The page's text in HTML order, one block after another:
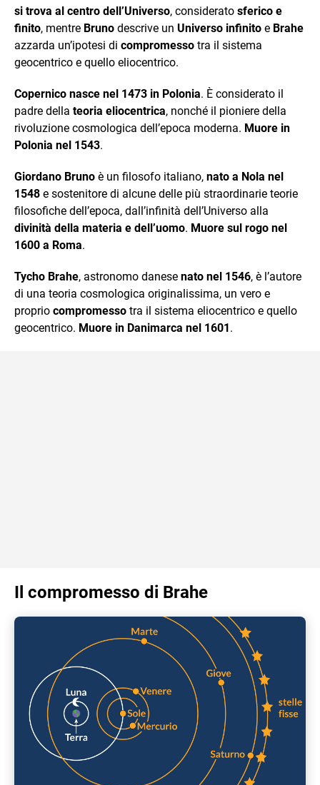
si trova al centro dell’Universo, considerato sferico e
finito, mentre Bruno descrive un Universo infinito e Brahe
azzarda un’ipotesi di compromesso tra il sistema
geocentrico e quello eliocentrico.
Copernico nasce nel 1473 in Polonia. È considerato il
padre della teoria eliocentrica, nonché il pioniere della
rivoluzione cosmologica dell’epoca moderna. Muore in
Polonia nel 1543.
Giordano Bruno è un filosofo italiano, nato a Nola nel
1548 e sostenitore di alcune delle più straordinarie teorie
filosofiche dell’epoca, dall’infinità dell’Universo alla
divinità della materia e dell’uomo. Muore sul rogo nel
1600 a Roma.
Tycho Brahe, astronomo danese nato nel 1546, è l’autore
di una teoria cosmologica originalissima, un vero e
proprio compromesso tra il sistema eliocentrico e quello
geocentrico. Muore in Danimarca nel 1601.
Il compromesso di Brahe